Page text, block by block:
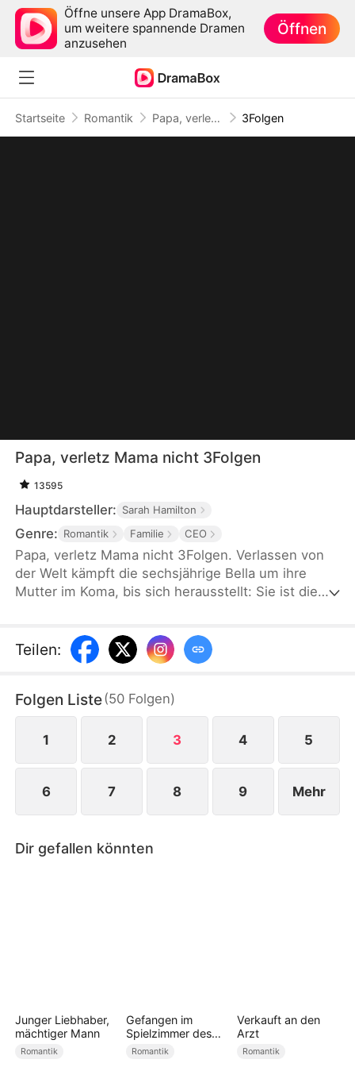
Öffne unsere App DramaBox,
um weitere spannende Dramen
anzusehen
Öffnen
Startseite Romantik Papa, verletz Mama nicht 3Folgen
Papa, verletz Mama nicht 3Folgen
13595
Hauptdarsteller: Sarah Hamilton
Genre: Romantik Familie CEO
Papa, verletz Mama nicht 3Folgen. Verlassen von
der Welt kämpft die sechsjährige Bella um ihre
Mutter im Koma, bis sich herausstellt: Sie ist die
Lügen und Grausamkeit. Als Liebe und Geld
aufeinanderprallen, muss sich Bella entscheiden:
hat.
Teilen:
Folgen Liste(50 Folgen)
1 2 3 4 5
6 7 8 9 Mehr
Dir gefallen könnten
Junger Liebhaber,
mächtiger Mann
Romantik
Gefangen im
Spielzimmer des
Professors
Romantik
Verkauft an den
Arzt
Romantik